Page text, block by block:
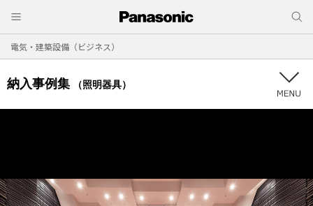
電気・建築設備（ビジネス）
納入事例集 （照明器具）